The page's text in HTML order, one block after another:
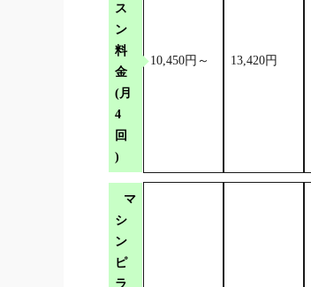
ス
ン
料
金
(月
4
回
)
10,450円～ 13,420円
マ
シ
ン
ピ
ラ